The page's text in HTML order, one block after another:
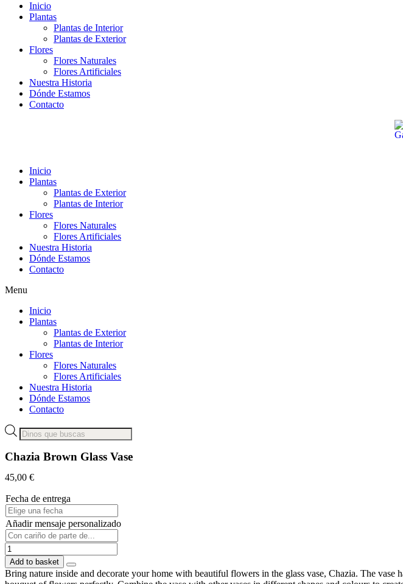
Inicio
Plantas
Plantas de Interior
Plantas de Exterior
Flores
Flores Naturales
Flores Artificiales
Nuestra Historia
Dónde Estamos
Contacto
Inicio
Plantas
Plantas de Exterior
Plantas de Interior
Flores
Flores Naturales
Flores Artificiales
Nuestra Historia
Dónde Estamos
Contacto
Menu
Inicio
Plantas
Plantas de Exterior
Plantas de Interior
Flores
Flores Naturales
Flores Artificiales
Nuestra Historia
Dónde Estamos
Contacto
Products
search
Chazia Brown Glass Vase
45,00 €
Fecha de entrega
Añadir mensaje personalizado
Chazia
Brown
Glass
Vase
Add to basket
Bring nature inside and decorate your home with beautiful flowers in the glass vase, Chazia. The